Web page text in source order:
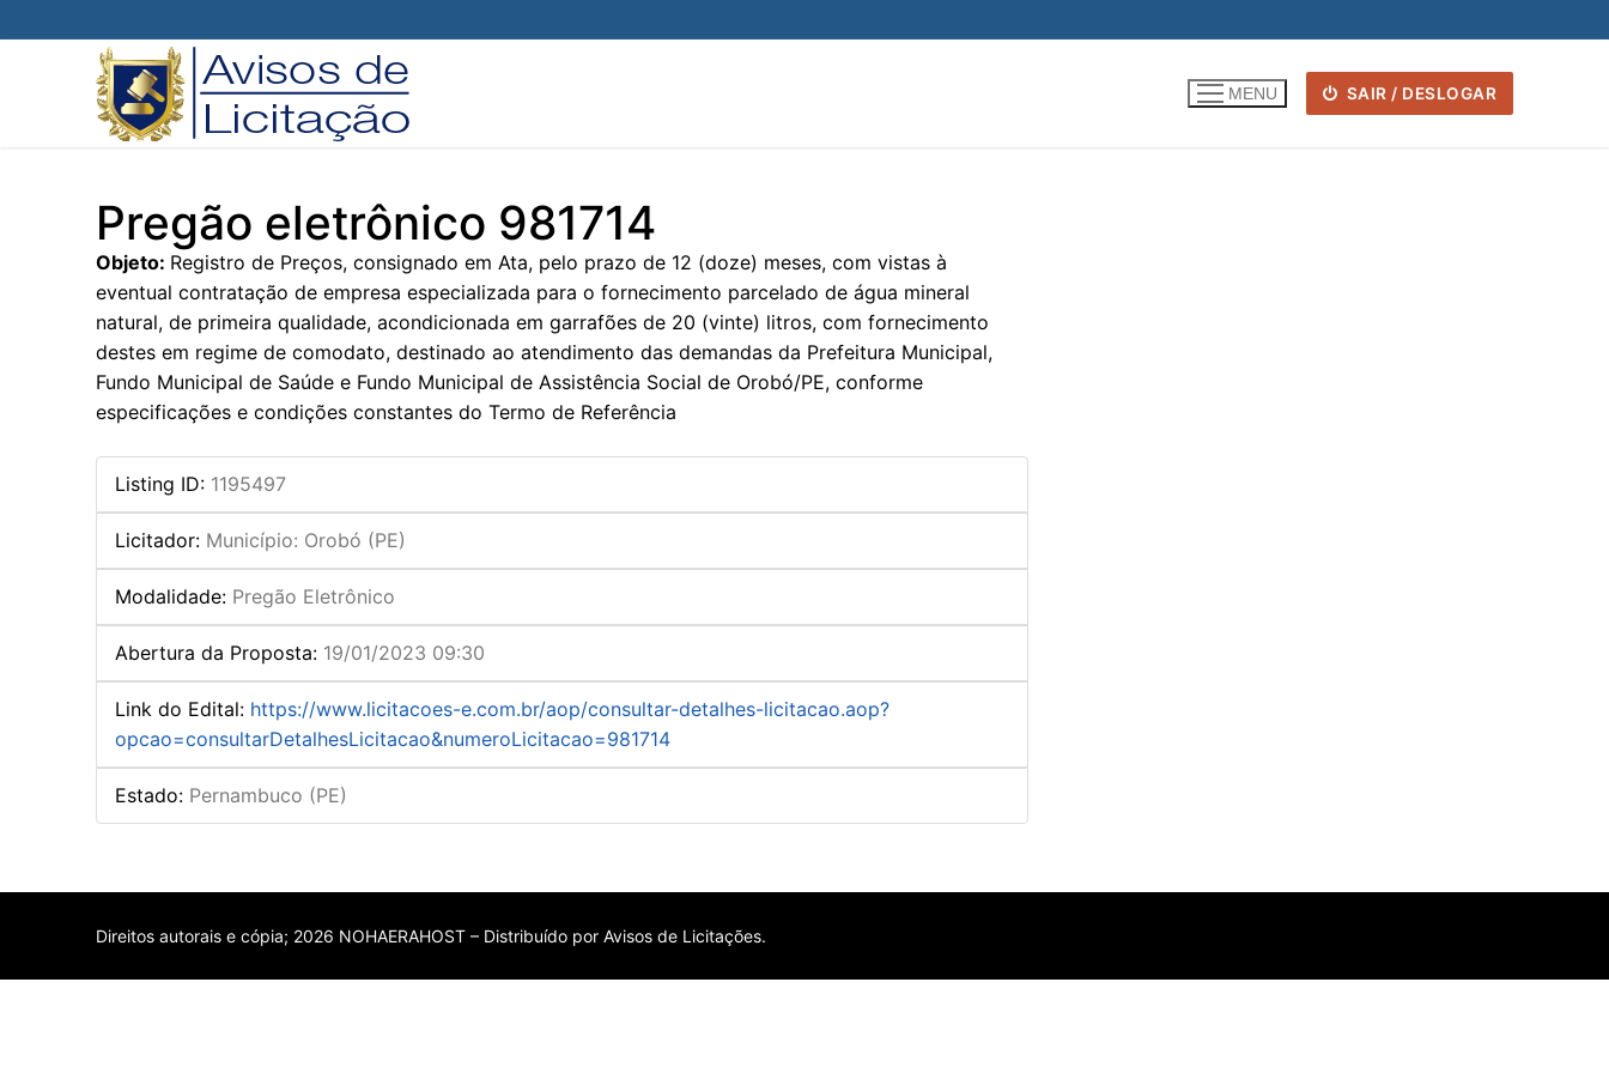
para
MENU SAIR / DESLOGAR
Pregão eletrônico 981714
Objeto: Registro de Preços, consignado em Ata, pelo prazo de 12 (doze) meses, com vistas à
eventual contratação de empresa especializada para o fornecimento parcelado de água mineral
natural, de primeira qualidade, acondicionada em garrafões de 20 (vinte) litros, com fornecimento
destes em regime de comodato, destinado ao atendimento das demandas da Prefeitura Municipal,
Fundo Municipal de Saúde e Fundo Municipal de Assistência Social de Orobó/PE, conforme
especificações e condições constantes do Termo de Referência
Listing ID: 1195497
Licitador: Município: Orobó (PE)
Modalidade: Pregão Eletrônico
Abertura da Proposta: 19/01/2023 09:30
Link do Edital: https://www.licitacoes-e.com.br/aop/consultar-detalhes-licitacao.aop?
opcao=consultarDetalhesLicitacao&numeroLicitacao=981714
Estado: Pernambuco (PE)
Direitos autorais e cópia; 2026 NOHAERAHOST – Distribuído por Avisos de Licitações.